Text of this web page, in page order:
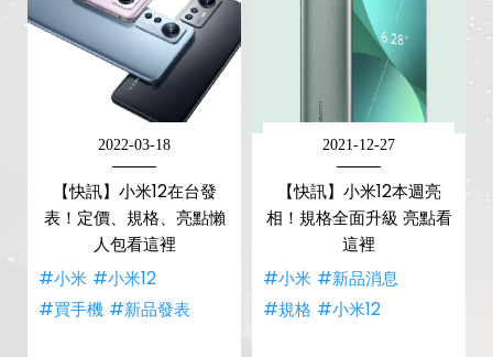
2022-03-18
【快訊】小米12在台發
表！定價、規格、亮點懶
人包看這裡
#小米 #小米12
#買手機 #新品發表
2021-12-27
【快訊】小米12本週亮
相！規格全面升級 亮點看
這裡
#小米 #新品消息
#規格 #小米12